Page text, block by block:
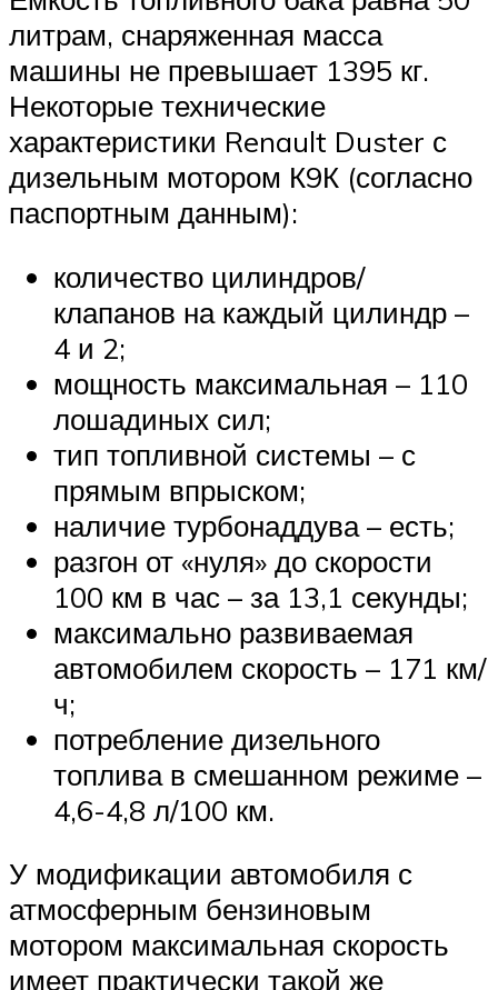
литрам, снаряженная масса
машины не превышает 1395 кг.
Некоторые технические
характеристики Renault Duster с
дизельным мотором К9К (согласно
паспортным данным):
количество цилиндров/
клапанов на каждый цилиндр –
4 и 2;
мощность максимальная – 110
лошадиных сил;
тип топливной системы – с
прямым впрыском;
наличие турбонаддува – есть;
разгон от «нуля» до скорости
100 км в час – за 13,1 секунды;
максимально развиваемая
автомобилем скорость – 171 км/
ч;
потребление дизельного
топлива в смешанном режиме –
4,6-4,8 л/100 км.
У модификации автомобиля с
атмосферным бензиновым
мотором максимальная скорость
имеет практически такой же